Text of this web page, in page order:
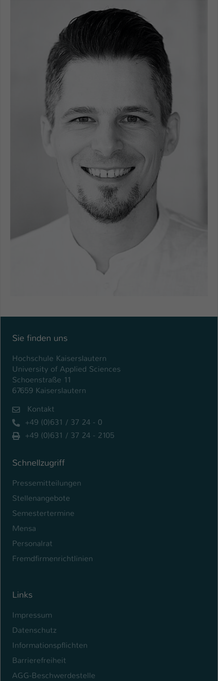
Sie finden uns
Hochschule Kaiserslautern
University of Applied Sciences
Schoenstraße 11
67659 Kaiserslautern
Kontakt
+49 (0)631 / 37 24 - 0
+49 (0)631 / 37 24 - 2105
Schnellzugriff
Pressemitteilungen
Stellenangebote
Semestertermine
Mensa
Personalrat
Fremdfirmenrichtlinien
Links
Impressum
Datenschutz
Informationspflichten
Barrierefreiheit
AGG-Beschwerdestelle